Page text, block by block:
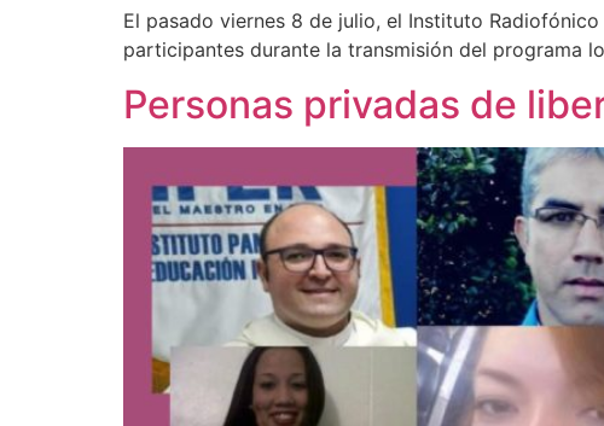
El pasado viernes 8 de julio, el Instituto
participantes durante la transmisión del programa
Personas privadas de